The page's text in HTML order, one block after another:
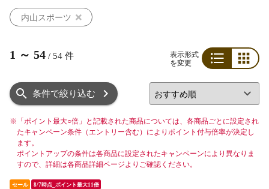
内山スポーツ
1 ～ 54 / 54 件
表示形式
を変更
条件で絞り込む
※ 「ポイント最大○倍」と記載された商品については、各商品ごとに設定され
たキャンペーン条件（エントリー含む）によりポイント付与倍率が決定し
ます。
ポイントアップの条件は各商品に設定されたキャンペーンにより異なりま
すので、詳細は各商品詳細ページよりご確認ください。
セール 8/7時点_ポイント最大11倍